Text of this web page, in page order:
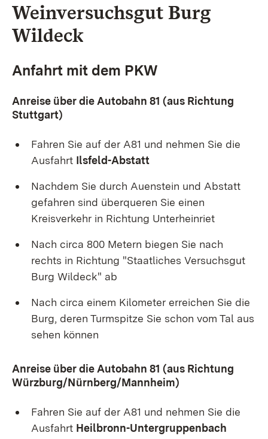
Weinversuchsgut Burg
Wildeck
Anfahrt mit dem PKW
Anreise über die Autobahn 81 (aus Richtung
Stuttgart)
Fahren Sie auf der A81 und nehmen Sie die
Ausfahrt Ilsfeld-Abstatt
Nachdem Sie durch Auenstein und Abstatt
gefahren sind überqueren Sie einen
Kreisverkehr in Richtung Unterheinriet
Nach circa 800 Metern biegen Sie nach
rechts in Richtung "Staatliches Versuchsgut
Burg Wildeck" ab
Nach circa einem Kilometer erreichen Sie die
Burg, deren Turmspitze Sie schon vom Tal aus
sehen können
Anreise über die Autobahn 81 (aus Richtung
Würzburg/Nürnberg/Mannheim)
Fahren Sie auf der A81 und nehmen Sie die
Ausfahrt Heilbronn-Untergruppenbach